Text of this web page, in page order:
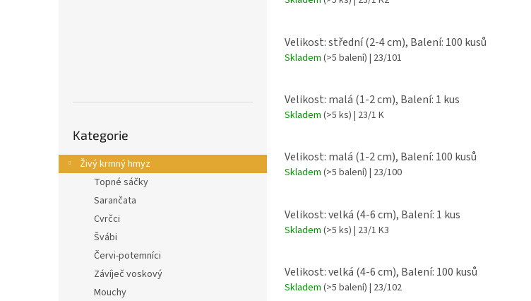
kategorie
Kategorie
Živý krmný hmyz
Topné sáčky
Sarančata
Cvrčci
Švábi
Červi-potemníci
Závíječ voskový
Mouchy
Velikost: střední (2-4 cm), Balení: 100 kusů
Skladem (>5 balení) | 23/101
Velikost: malá (1-2 cm), Balení: 1 kus
Skladem (>5 ks) | 23/1 K
Velikost: malá (1-2 cm), Balení: 100 kusů
Skladem (>5 balení) | 23/100
Velikost: velká (4-6 cm), Balení: 1 kus
Skladem (>5 ks) | 23/1 K3
Velikost: velká (4-6 cm), Balení: 100 kusů
Skladem (>5 balení) | 23/102